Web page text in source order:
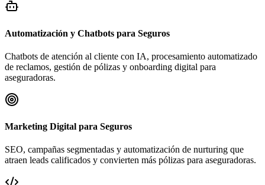
Automatización y Chatbots para Seguros
Chatbots de atención al cliente con IA, procesamiento automatizado
de reclamos, gestión de pólizas y onboarding digital para
aseguradoras.
Marketing Digital para Seguros
SEO, campañas segmentadas y automatización de nurturing que
atraen leads calificados y convierten más pólizas para aseguradoras.